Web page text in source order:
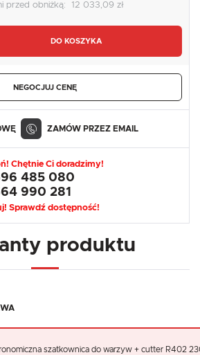
przed obniżką: 12 033,09 zł
DO KOSZYKA
NEGOCJUJ CENĘ
ZAMÓW PRZEZ EMAIL
Chętnie Ci doradzimy!
485 080
990 281
Sprawdź dostępność!
produktu
szatkownica do warzyw + cutter R402